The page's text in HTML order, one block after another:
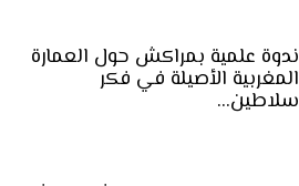
ندوة علمية بمراكش حول العمارة
المغربية الأصيلة في فكر
سلاطين…